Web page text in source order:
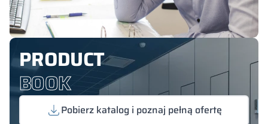
PRODUCT
BOOK
Pobierz katalog i poznaj pełną ofertę